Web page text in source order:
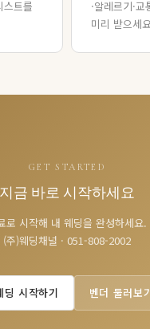
스트를
·알레르기·
미리 받으세
GET STARTED
지금 바로 시작하세요
로 시작해 내 웨딩을 완성하세요.
(주)웨딩채널 · 051-808-2002
딩 시작하기 벤더 둘러보